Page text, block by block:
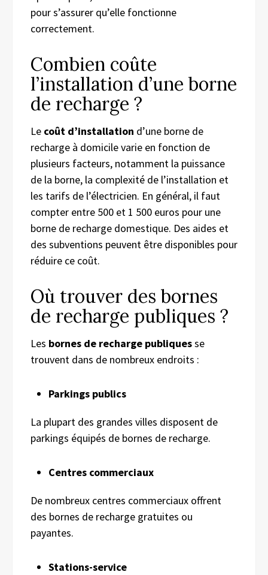
pour s’assurer qu’elle fonctionne
correctement.
Combien coûte
l’installation d’une borne
de recharge ?
Le coût d’installation d’une borne de
recharge à domicile varie en fonction de
plusieurs facteurs, notamment la puissance
de la borne, la complexité de l’installation et
les tarifs de l’électricien. En général, il faut
compter entre 500 et 1 500 euros pour une
borne de recharge domestique. Des aides et
des subventions peuvent être disponibles pour
réduire ce coût.
Où trouver des bornes
de recharge publiques ?
Les bornes de recharge publiquesse
trouvent dans de nombreux endroits :
Parkings publics
La plupart des grandes villes disposent de
parkings équipés de bornes de recharge.
Centres commerciaux
De nombreux centres commerciaux offrent
des bornes de recharge gratuites ou
payantes.
Stations-service